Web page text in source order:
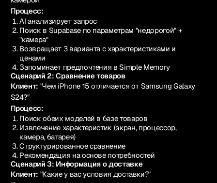
Процесс:
AI анализирует запрос
Поиск в Supabase по параметрам "недорогой" +
"камера"
Возвращает 3 варианта с характеристиками и
ценами
Запоминает предпочтения в Simple Memory
Сценарий 2: Сравнение товаров
Клиент: "Чем iPhone 15 отличается от Samsung Galaxy
S24?"
Процесс:
Поиск обеих моделей в базе товаров
Извлечение характеристик (экран, процессор,
камера, батарея)
Структурированное сравнение
Рекомендация на основе потребностей
Сценарий 3: Информация о доставке
Клиент: "Какие у вас условия доставки?"